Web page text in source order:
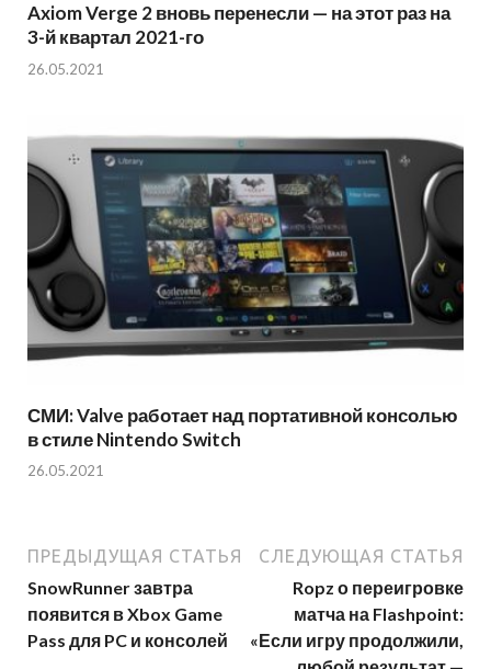
Axiom Verge 2 вновь перенесли — на этот раз на
3-й квартал 2021-го
26.05.2021
СМИ: Valve работает над портативной консолью
в стиле Nintendo Switch
26.05.2021
ПРЕДЫДУЩАЯ СТАТЬЯ
SnowRunner завтра
появится в Xbox Game
Pass для PC и консолей
СЛЕДУЮЩАЯ СТАТЬЯ
Ropz о переигровке
матча на Flashpoint:
«Если игру продолжили,